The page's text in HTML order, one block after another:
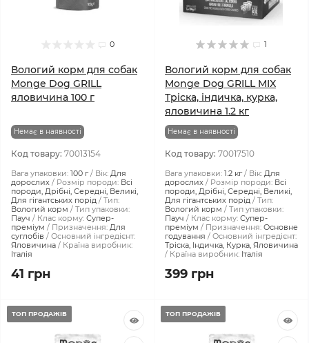
0
Вологий корм для собак
Monge Dog GRILL
яловичина 100 г
Немає в наявності
Код товару: 70013154
Вага упаковки: 100 г Вік: Для
дорослих
Розмір породи: Всі
породи, Дрібні, Середні, Великі,
Для гігантських порід
Тип:
Вологий корм
Тип упаковки:
Пауч
Клас корму: Супер-
преміум
Призначення: Для
суглобів
Основний інгредієнт:
Яловичина
Країна виробник:
Італія
41 грн
1
Вологий корм для собак
Monge Dog GRILL MIX
Тріска, індичка, курка,
яловичина 1.2 кг
Немає в наявності
Код товару: 70017510
Вага упаковки: 1.2 кг Вік: Для
дорослих
Розмір породи: Всі
породи, Дрібні, Середні, Великі,
Для гігантських порід
Тип:
Вологий корм
Тип упаковки:
Пауч
Клас корму: Супер-
преміум
Призначення: Основне
годування
Основний інгредієнт:
Тріска, Індичка, Курка, Яловичина
Країна виробник: Італія
399 грн
ТОП ПРОДАЖІВ ТОП ПРОДАЖІВ